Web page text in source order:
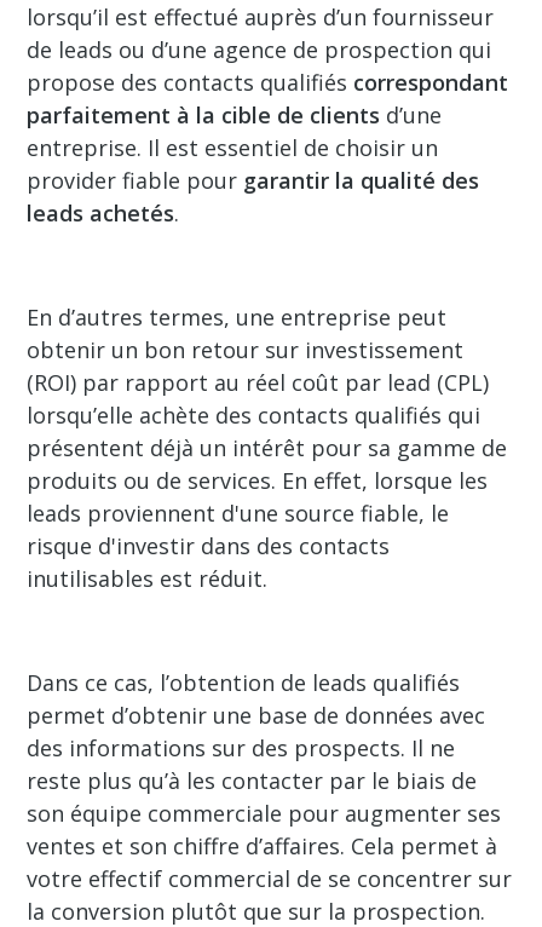
lorsqu’il est effectué auprès d’un fournisseur
de leads ou d’une agence de prospection qui
propose des contacts qualifiés correspondant
parfaitement à la cible de clients d’une
entreprise. Il est essentiel de choisir un
provider fiable pour garantir la qualité des
leads achetés.
En d’autres termes, une entreprise peut
obtenir un bon retour sur investissement
(ROI) par rapport au réel coût par lead (CPL)
lorsqu’elle achète des contacts qualifiés qui
présentent déjà un intérêt pour sa gamme de
produits ou de services. En effet, lorsque les
leads proviennent d'une source fiable, le
risque d'investir dans des contacts
inutilisables est réduit.
Dans ce cas, l’obtention de leads qualifiés
permet d’obtenir une base de données avec
des informations sur des prospects. Il ne
reste plus qu’à les contacter par le biais de
son équipe commerciale pour augmenter ses
ventes et son chiffre d’affaires. Cela permet à
votre effectif commercial de se concentrer sur
la conversion plutôt que sur la prospection.